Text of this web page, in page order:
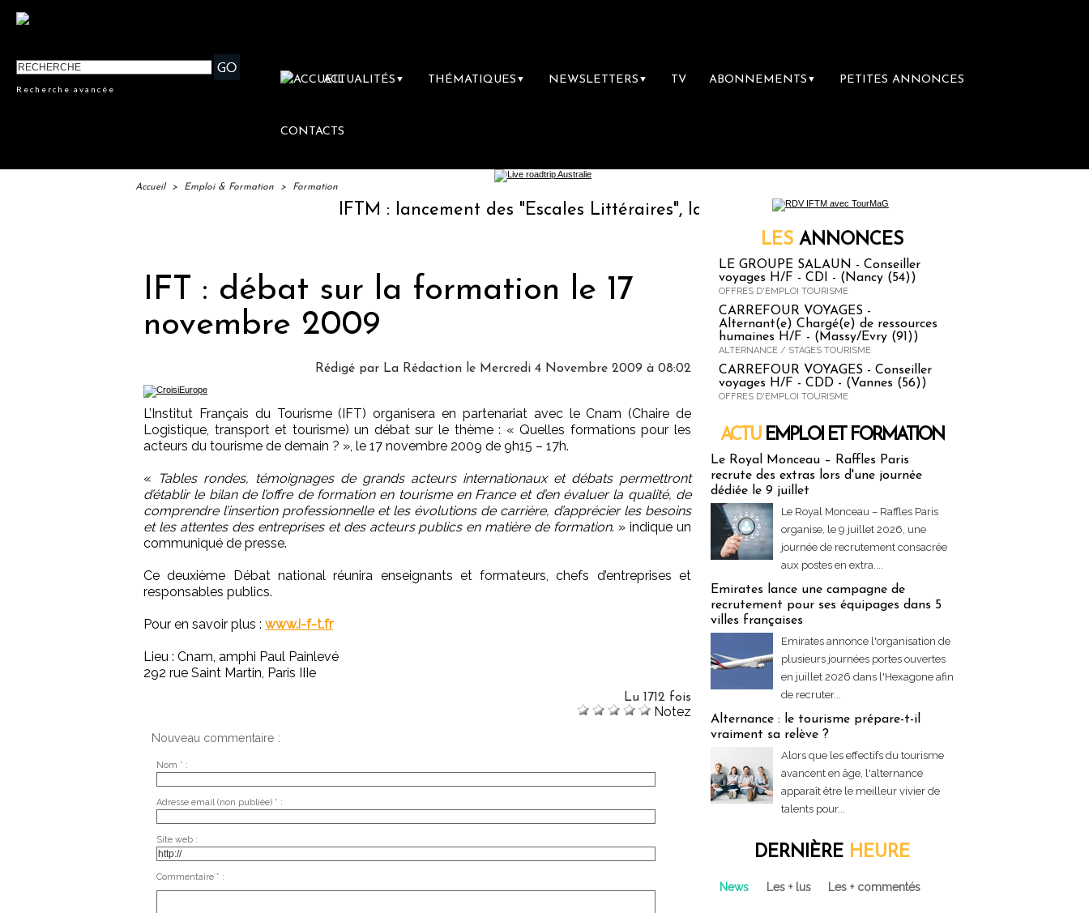
Recherche avancée
ACTUALITÉS ▼ THÉMATIQUES ▼ NEWSLETTERS ▼ TV ABONNEMENTS ▼ PETITES ANNONCES
CONTACTS
Accueil > Emploi & Formation > Formation
IFTM : lancement des "Escales Littéraires", la première librairie du voyage
IFT : débat sur la formation le 17
novembre 2009
Rédigé par La Rédaction le Mercredi 4 Novembre 2009 à 08:02
L’Institut Français du Tourisme (IFT) organisera en partenariat avec le Cnam (Chaire de
Logistique, transport et tourisme) un débat sur le thème : « Quelles formations pour les
acteurs du tourisme de demain ? », le 17 novembre 2009 de 9h15 – 17h.
« Tables rondes, témoignages de grands acteurs internationaux et débats permettront
d’établir le bilan de l’offre de formation en tourisme en France et d’en évaluer la qualité, de
comprendre l’insertion professionnelle et les évolutions de carrière, d’apprécier les besoins
et les attentes des entreprises et des acteurs publics en matière de formation. » indique un
communiqué de presse.
Ce deuxième Débat national réunira enseignants et formateurs, chefs d’entreprises et
responsables publics.
Pour en savoir plus : www.i-f-t.fr
Lieu : Cnam, amphi Paul Painlevé
292 rue Saint Martin, Paris IIIe
Lu 1712 fois
Notez
Nouveau commentaire :
Nom * :
Adresse email (non publiée) * :
Site web :
Commentaire * :
LES ANNONCES
LE GROUPE SALAUN - Conseiller
voyages H/F - CDI - (Nancy (54))
OFFRES D'EMPLOI TOURISME
CARREFOUR VOYAGES -
Alternant(e) Chargé(e) de ressources
humaines H/F - (Massy/Evry (91))
ALTERNANCE / STAGES TOURISME
CARREFOUR VOYAGES - Conseiller
voyages H/F - CDD - (Vannes (56))
OFFRES D'EMPLOI TOURISME
ACTU EMPLOI ET FORMATION
Le Royal Monceau – Raffles Paris
recrute des extras lors d'une journée
dédiée le 9 juillet
Le Royal Monceau – Raffles Paris
organise, le 9 juillet 2026, une
journée de recrutement consacrée
aux postes en extra....
Emirates lance une campagne de
recrutement pour ses équipages dans 5
villes françaises
Emirates annonce l'organisation de
plusieurs journées portes ouvertes
en juillet 2026 dans l'Hexagone afin
de recruter...
Alternance : le tourisme prépare-t-il
vraiment sa relève ?
Alors que les effectifs du tourisme
avancent en âge, l'alternance
apparaît être le meilleur vivier de
talents pour...
DERNIÈRE HEURE
News Les + lus Les + commentés